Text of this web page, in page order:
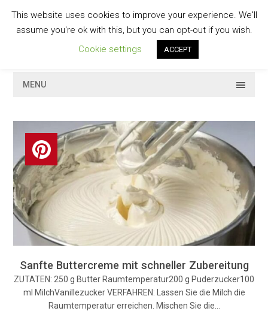
contentGESCHMACKVOLL
MENU
Sanfte Buttercreme mit schneller Zubereitung
ZUTATEN: 250 g Butter Raumtemperatur200 g Puderzucker100
ml MilchVanillezucker VERFAHREN: Lassen Sie die Milch die
Raumtemperatur erreichen. Mischen Sie die…
This website uses cookies to improve your experience. We'll
assume you're ok with this, but you can opt-out if you wish.
Cookie settings
ACCEPT